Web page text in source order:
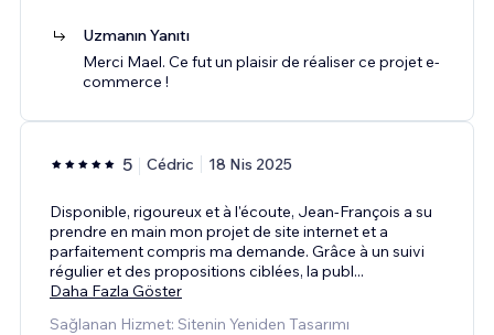
Uzmanın Yanıtı
Merci Mael. Ce fut un plaisir de réaliser ce projet e-
commerce !
5 Cédric 18 Nis 2025
Disponible, rigoureux et à l'écoute, Jean-François a su
prendre en main mon projet de site internet et a
parfaitement compris ma demande. Grâce à un suivi
régulier et des propositions ciblées, la publ...
Daha Fazla Göster
Sağlanan Hizmet: Sitenin Yeniden Tasarımı